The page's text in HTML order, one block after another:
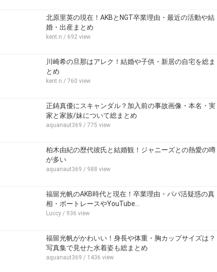
北原里英の現在！AKBとNGT卒業理由・最近の活動や結
婚・出産まとめ
kent.n / 692 view
川崎希の旦那はアレク！結婚や子供・新居の自宅を総ま
とめ
kent.n / 760 view
正鋳真優にスキャンダル？加入前の事故画像・本名・実
家と家族/妹について総まとめ
aquanaut369 / 775 view
柏木由紀の歴代彼氏と結婚観！ジャニーズとの熱愛の噂
が多い
aquanaut369 / 988 view
福留光帆のAKB時代と現在！卒業理由・パパ活疑惑の真
相・ボートレースやYouTube…
Luccy / 936 view
福留光帆がかわいい！身長や体重・胸カップサイズは？
写真集で見せた水着姿も総まとめ
aquanaut369 / 1436 view